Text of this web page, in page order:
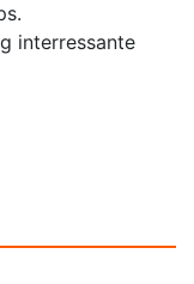
interressante